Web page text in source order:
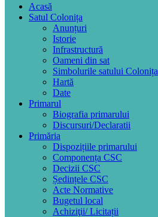
Acasă
Satul Colonița
Anunțuri
Istorie
Infrastructură
Oameni din sat
Simbolurile satului Colonița
Hartă
Date
Primarul
Biografia primarului
Discursuri/Declaratii
Primăria
Dispozițiile primarului
Componența CSC
Decizii CSC
Ședințele CSC
Acte Normative
Bugetul local
Achiziţii/ Licitații